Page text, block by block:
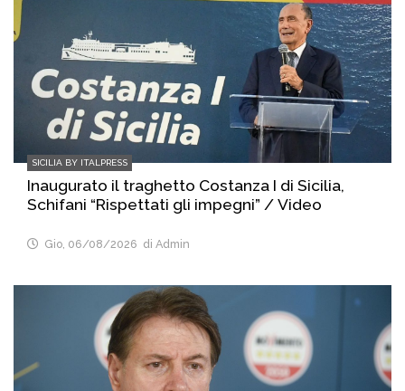
SICILIA BY ITALPRESS
Inaugurato il traghetto Costanza I di Sicilia,
Schifani “Rispettati gli impegni” / Video
Gio, 06/08/2026 di Admin